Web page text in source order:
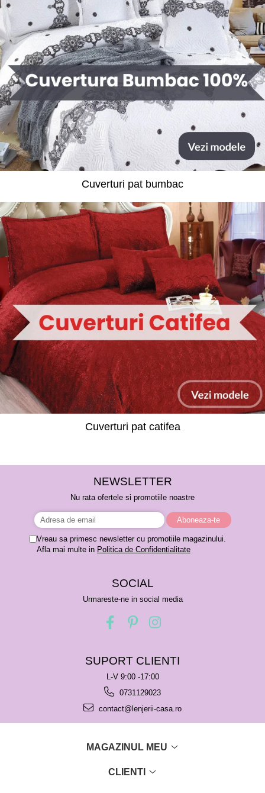
Cuverturi pat bumbac
Cuverturi pat catifea
NEWSLETTER
Nu rata ofertele si promotiile noastre
Vreau sa primesc newsletter cu promotiile magazinului.
Afla mai multe in Politica de Confidentialitate
SOCIAL
Urmareste-ne in social media
SUPORT CLIENTI
L-V 9:00 -17:00
0731129023
contact@lenjerii-casa.ro
MAGAZINUL MEU
CLIENTI